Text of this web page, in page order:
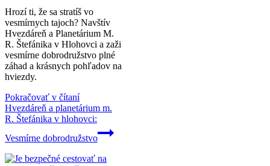
Hrozí ti, že sa stratíš vo
vesmírnych tajoch? Navštív
Hvezdáreň a Planetárium M.
R. Štefánika v Hlohovci a zaži
vesmírne dobrodružstvo plné
záhad a krásnych pohľadov na
hviezdy.
Pokračovať v čítaní
Hvezdáreň a planetárium m.
R. Štefánika v hlohovci:
Vesmírne dobrodružstvo